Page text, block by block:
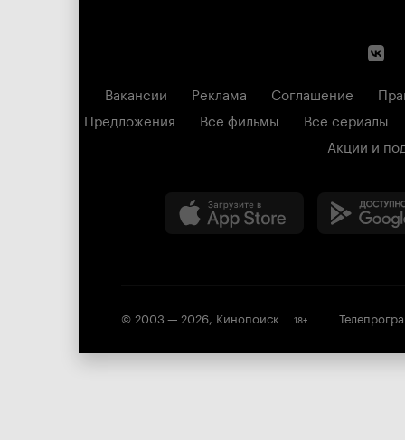
Вакансии Реклама Соглашение
Предложения
Все фильмы
Все сериалы
Акции и
© 2003 — 2026, Кинопоиск 18+